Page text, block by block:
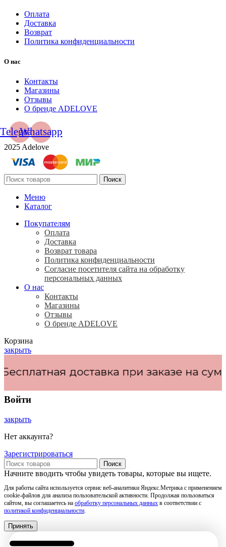
Оплата
Доставка
Возврат
Политика конфиденциальности
О нас
Контакты
Магазины
Отзывы
О бренде ADELOVE
TelegramWhatsapp
2025 Adelove
Поиск
Меню
Каталог
Покупателям
Оплата
Доставка
Возврат товара
Политика конфиденциальности
Согласие посетителя сайта на обработку
персональных данных
О нас
Контакты
Магазины
Отзывы
О бренде ADELOVE
Корзина
закрыть
доставка при заказе на сумму
Войти
закрыть
Нет аккаунта?
Зарегистрироваться
Поиск
Начните вводить чтобы увидеть товары, которые вы ищете.
Для работы сайта используется сервис веб-аналитики Яндекс.Метрика с применением
cookie-файлов для анализа пользовательской активности. Продолжая пользоваться
сайтом, вы соглашаетесь на обработку персональных данных в соответствии с
политикой конфиденциальности.
Принять